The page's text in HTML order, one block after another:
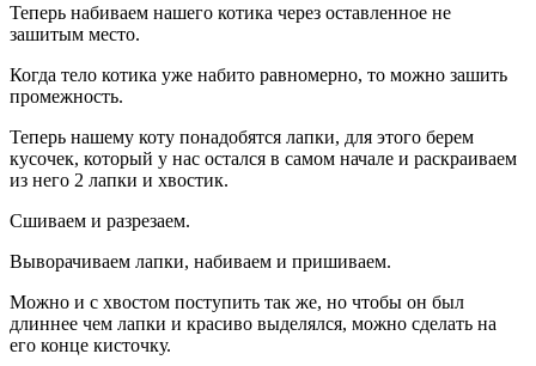
Теперь набиваем нашего котика через оставленное не
зашитым место.
Когда тело котика уже набито равномерно, то можно зашить
промежность.
Теперь нашему коту понадобятся лапки, для этого берем
кусочек, который у нас остался в самом начале и раскраиваем
из него 2 лапки и хвостик.
Сшиваем и разрезаем.
Выворачиваем лапки, набиваем и пришиваем.
Можно и с хвостом поступить так же, но чтобы он был
длиннее чем лапки и красиво выделялся, можно сделать на
его конце кисточку.